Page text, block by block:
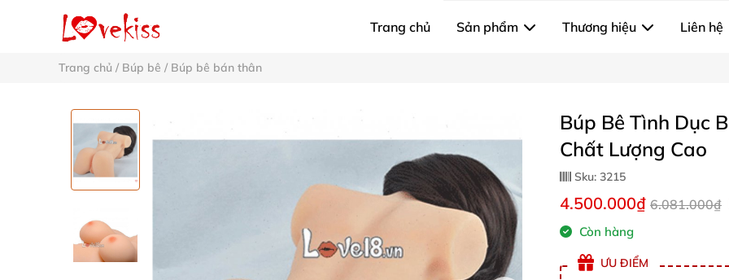
Trang chủ Sản phẩm Thương hiệu Liên hệ
Trang chủ / Búp bê / Búp bê bán thân
Búp Bê Tình Dục
Chất Lượng Cao
Sku: 3215
4.500.000₫ 6.081.000₫
Còn hàng
ƯU ĐIỂM